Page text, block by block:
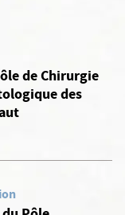
de Chirurgie
des